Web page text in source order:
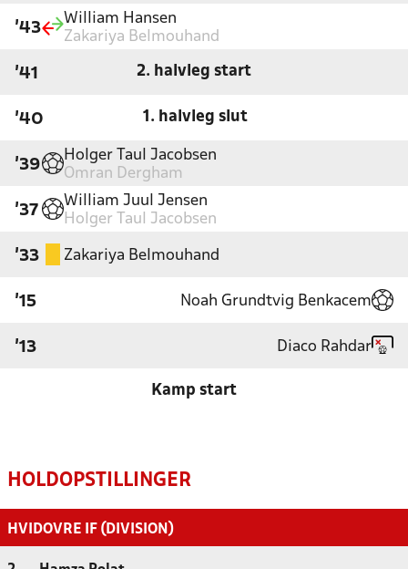
'43
William Hansen
Zakariya Belmouhand
'41 2. halvleg start
'40 1. halvleg slut
'39
Holger Taul Jacobsen
Omran Dergham
'37
William Juul Jensen
Holger Taul Jacobsen
'33 Zakariya Belmouhand
'15 Noah Grundtvig Benkacem
'13 Diaco Rahdar
Kamp start
HOLDOPSTILLINGER
HVIDOVRE IF (DIVISION)